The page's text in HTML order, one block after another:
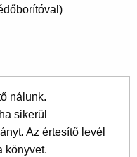
nálunk.
sikerül
Az értesítő levél
könyvet.